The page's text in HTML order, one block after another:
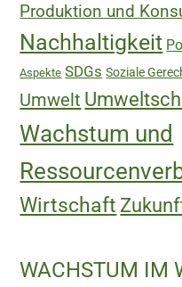
Produktion und
Nachhaltigkeit
Aspekte SDGs Soziale
Umwelt
Wachstum und
Wirtschaft
WACHSTUM IM